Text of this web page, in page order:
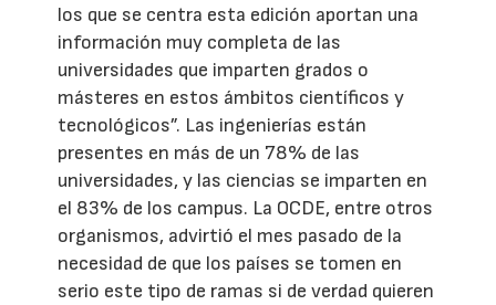
los que se centra esta edición aportan una
información muy completa de las
universidades que imparten grados o
másteres en estos ámbitos científicos y
tecnológicos”. Las ingenierías están
presentes en más de un 78% de las
universidades, y las ciencias se imparten en
el 83% de los campus. La OCDE, entre otros
organismos, advirtió el mes pasado de la
necesidad de que los países se tomen en
serio este tipo de ramas si de verdad quieren